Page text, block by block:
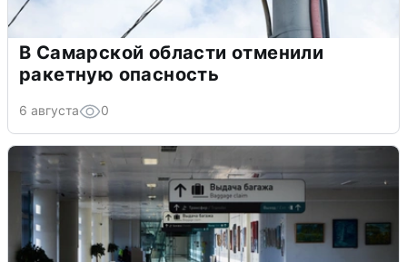
В Самарской области отменили
ракетную опасность
6 августа 0